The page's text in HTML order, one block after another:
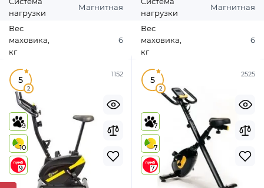
нагрузки
Магнитная
Вес
маховика,
кг
6
нагрузки
Магнитная
Вес
маховика,
кг
6
1152
5
2
9
10
9
2525
5
2
7
7
7